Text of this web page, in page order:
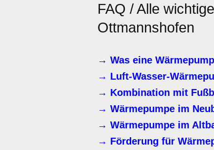
FAQ / Alle
Ottmannshofen
→ Was eine
→ Luft-Wasser-
→ Kombination mit
→ Wärmepumpe im
→ Wärmepumpe im
→ Förderung für